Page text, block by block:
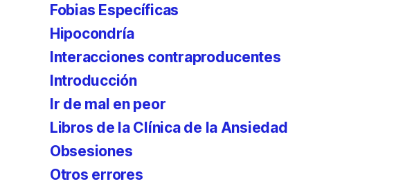
Fobias Específicas
Hipocondría
Interacciones contraproducentes
Introducción
Ir de mal en peor
Libros de la Clínica de la Ansiedad
Obsesiones
Otros errores